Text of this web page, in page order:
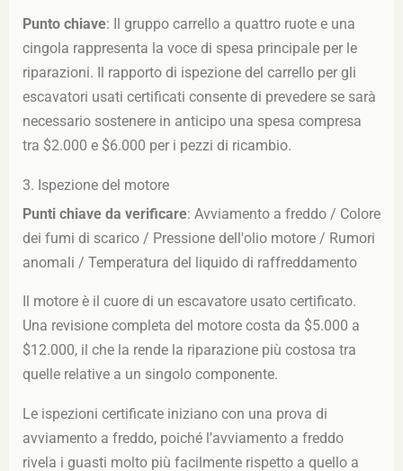
Punto chiave: Il gruppo carrello a quattro ruote e una
cingola rappresenta la voce di spesa principale per le
riparazioni. Il rapporto di ispezione del carrello per gli
escavatori usati certificati consente di prevedere se sarà
necessario sostenere in anticipo una spesa compresa
tra $2.000 e $6.000 per i pezzi di ricambio.
3. Ispezione del motore
Punti chiave da verificare: Avviamento a freddo / Colore
dei fumi di scarico / Pressione dell'olio motore / Rumori
anomali / Temperatura del liquido di raffreddamento
Il motore è il cuore di un escavatore usato certificato.
Una revisione completa del motore costa da $5.000 a
$12.000, il che la rende la riparazione più costosa tra
quelle relative a un singolo componente.
Le ispezioni certificate iniziano con una prova di
avviamento a freddo, poiché l’avviamento a freddo
rivela i guasti molto più facilmente rispetto a quello a